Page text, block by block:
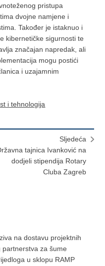
pristupa
dvojne namjene i
Također je istaknuo i
kibernetičke sigurnosti te
značajan napredak, ali
mogu postići
i uzajamnim
i tehnologija
Sljedeća
tajnica Ivanković na
dodjeli stipendija Rotary
Cluba Zagreb
na dostavu projektnih
za šume
u sklopu RAMP